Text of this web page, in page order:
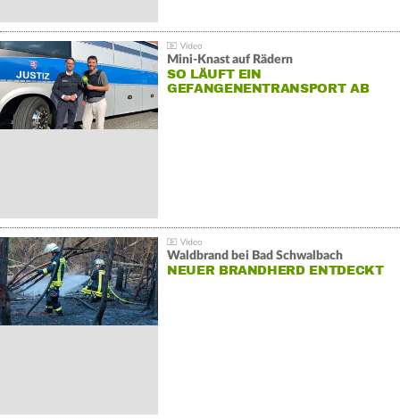
Mini-Knast auf Rädern
SO LÄUFT EIN
GEFANGENENTRANSPORT AB
Waldbrand bei Bad Schwalbach
NEUER BRANDHERD ENTDECKT